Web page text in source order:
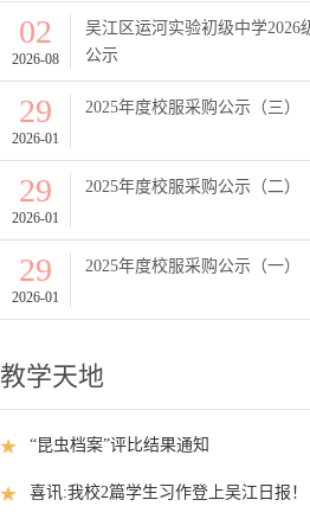
02
2026-08
吴江区运河实验初级中学2026
公示
29
2026-01
2025年度校服采购公示（三）
29
2026-01
2025年度校服采购公示（二）
29
2026-01
2025年度校服采购公示（一）
教学天地
“昆虫档案”评比结果通知
喜讯:我校2篇学生习作登上吴江日报！